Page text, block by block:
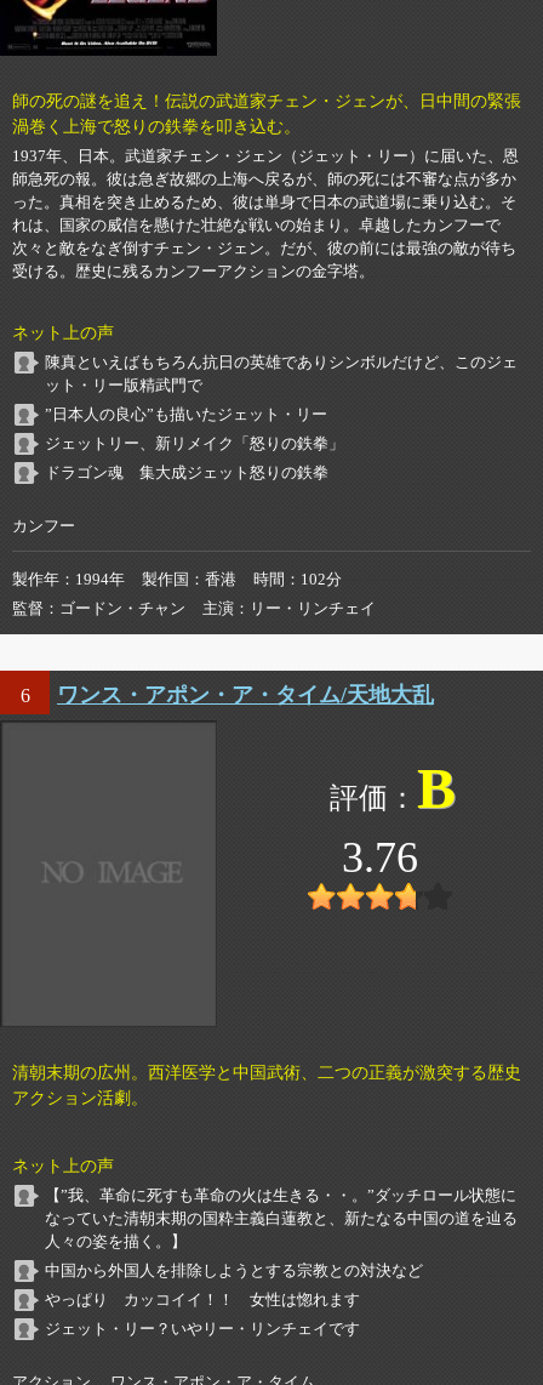
師の死の謎を追え！伝説の武道家チェン・ジェンが、日中間の緊張
渦巻く上海で怒りの鉄拳を叩き込む。
1937年、日本。武道家チェン・ジェン（ジェット・リー）に届いた、恩
師急死の報。彼は急ぎ故郷の上海へ戻るが、師の死には不審な点が多か
った。真相を突き止めるため、彼は単身で日本の武道場に乗り込む。そ
れは、国家の威信を懸けた壮絶な戦いの始まり。卓越したカンフーで
次々と敵をなぎ倒すチェン・ジェン。だが、彼の前には最強の敵が待ち
受ける。歴史に残るカンフーアクションの金字塔。
ネット上の声
陳真といえばもちろん抗日の英雄でありシンボルだけど、このジェ
ット・リー版精武門で
”日本人の良心”も描いたジェット・リー
ジェットリー、新リメイク「怒りの鉄拳」
ドラゴン魂 集大成ジェット怒りの鉄拳
カンフー
製作年 1994年 製作国 香港 時間
102分
監督
ゴードン・チャン 主演 リー・リンチェイ
6 ワンス・アポン・ア・タイム/天地大乱
B
3.76
清朝末期の広州。西洋医学と中国武術、二つの正義が激突する歴史
アクション活劇。
ネット上の声
【”我、革命に死すも革命の火は生きる・・。”ダッチロール状態に
なっていた清朝末期の国粋主義白蓮教と、新たなる中国の道を辿る
人々の姿を描く。】
中国から外国人を排除しようとする宗教との対決など
やっぱり カッコイイ！！ 女性は惚れます
ジェット・リー？いやリー・リンチェイです